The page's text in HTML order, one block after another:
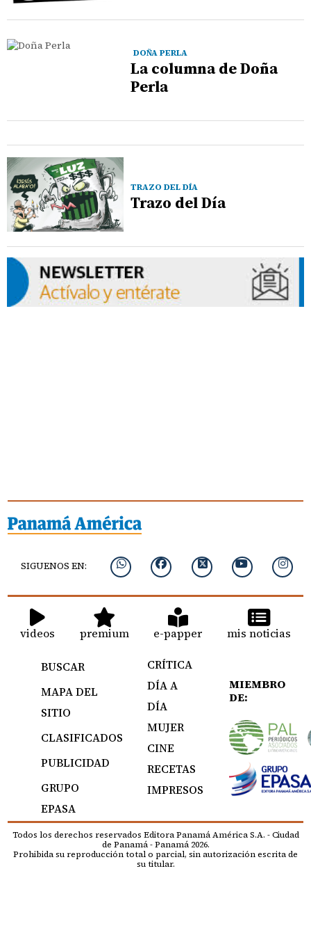
DOÑA PERLA
La columna de Doña
Perla
TRAZO DEL DÍA
Trazo del Día
SIGUENOS EN:
videos premium e-papper mis noticias
BUSCAR
MAPA DEL
SITIO
CLASIFICADOS
PUBLICIDAD
GRUPO
EPASA
CRÍTICA
DÍA A
DÍA
MUJER
CINE
RECETAS
IMPRESOS
MIEMBRO
DE:
Todos los derechos reservados Editora Panamá América S.A. - Ciudad
de Panamá - Panamá 2026.
Prohibida su reproducción total o parcial, sin autorización escrita de
su titular.